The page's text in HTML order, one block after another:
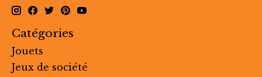
Catégories
Jouets
Jeux de société